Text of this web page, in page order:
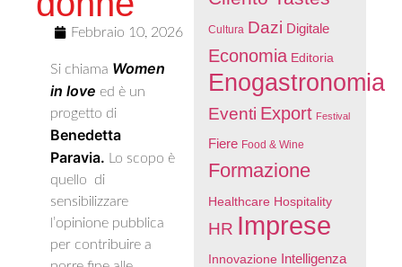
Febbraio 10, 2026
Si chiama Women
in love ed è un
progetto di
Benedetta
Paravia.
Lo scopo è
quello di
sensibilizzare
l’opinione pubblica
per contribuire a
Cultura Dazi Digitale
Economia Editoria
Enogastronomia
Eventi Export Festival
Fiere Food & Wine
Formazione
Healthcare Hospitality
HR Imprese
Innovazione Intelligenza